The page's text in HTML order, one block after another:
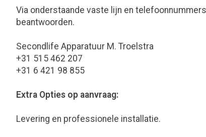
Via onderstaande vaste lijn en
beantwoorden.
Secondlife Apparatuur M. Troelstra
+31 515 462 207
+31 6 421 98 855
Extra Opties op aanvraag:
Levering en professionele installatie.